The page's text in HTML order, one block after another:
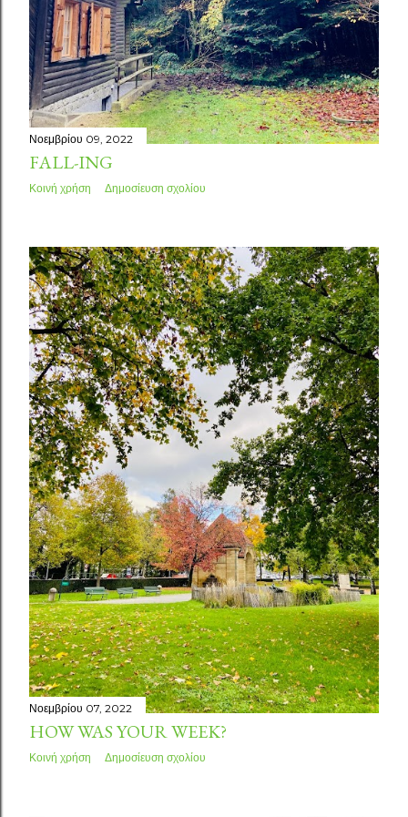
Νοεμβρίου 09, 2022
FALL-ING
Κοινή χρήση Δημοσίευση σχολίου
Νοεμβρίου 07, 2022
HOW WAS YOUR WEEK?
Κοινή χρήση Δημοσίευση σχολίου